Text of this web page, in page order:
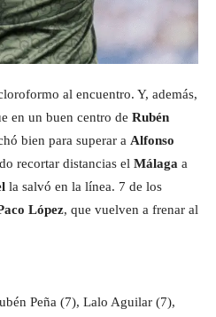
al encuentro. Y, además,
en un buen centro de Rubén
bien para superar a Alfonso
recortar distancias el Málaga a
la salvó en la línea. 7 de los
López, que vuelven a frenar al
Peña (7), Lalo Aguilar (7),